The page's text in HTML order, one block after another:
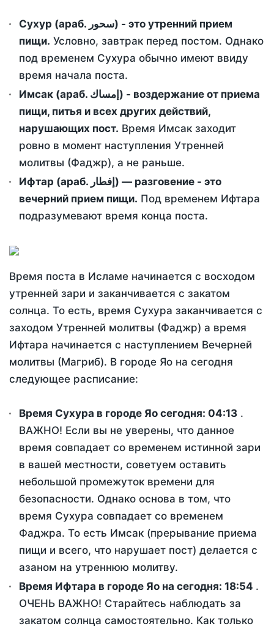
Сухур (араб. سحور) - это утренний прием
пищи. Условно, завтрак перед постом. Однако
под временем Сухура обычно имеют ввиду
время начала поста.
Имсак (араб. إمساك) - воздержание от приема
пищи, питья и всех других действий,
нарушающих пост. Время Имсак заходит
ровно в момент наступления Утренней
молитвы (Фаджр), а не раньше.
Ифтар (араб. إفطار) — разговение - это
вечерний прием пищи. Под временем Ифтара
подразумевают время конца поста.
Время поста в Исламе начинается с восходом
утренней зари и заканчивается с закатом
солнца. То есть, время Сухура заканчивается с
заходом Утренней молитвы (Фаджр) а время
Ифтара начинается с наступлением Вечерней
молитвы (Магриб). В городе Яо на сегодня
следующее расписание:
Время Сухура в городе Яо сегодня: 04:13 .
ВАЖНО! Если вы не уверены, что данное
время совпадает со временем истинной зари
в вашей местности, советуем оставить
небольшой промежуток времени для
безопасности. Однако основа в том, что
время Сухура совпадает со временем
Фаджра. То есть Имсак (прерывание приема
пищи и всего, что нарушает пост) делается с
азаном на утреннюю молитву.
Время Ифтара в городе Яо на сегодня: 18:54 .
ОЧЕНЬ ВАЖНО! Старайтесь наблюдать за
закатом солнца самостоятельно. Как только